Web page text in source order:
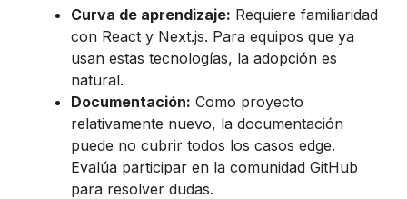
Curva de aprendizaje: Requiere familiaridad
con React y Next.js. Para equipos que ya
usan estas tecnologías, la adopción es
natural.
Documentación: Como proyecto
relativamente nuevo, la documentación
puede no cubrir todos los casos edge.
Evalúa participar en la comunidad GitHub
para resolver dudas.